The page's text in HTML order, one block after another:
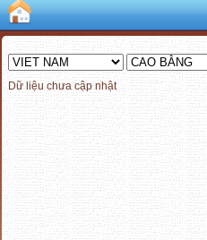
Dữ liệu chưa cập nhật